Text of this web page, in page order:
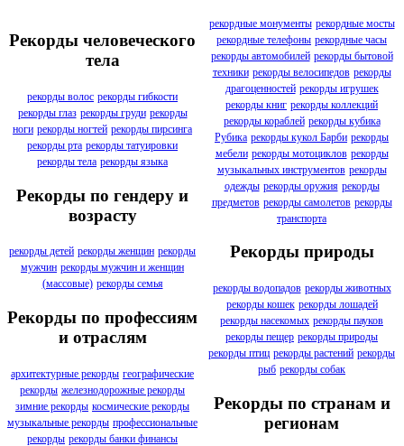
Рекорды человеческого
тела
рекорды волос рекорды гибкости
рекорды глаз рекорды груди рекорды
ноги рекорды ногтей рекорды пирсинга
рекорды рта рекорды татуировки
рекорды тела рекорды языка
Рекорды по гендеру и
возрасту
рекорды детей рекорды женщин рекорды
мужчин рекорды мужчин и женщин
(массовые) рекорды семья
Рекорды по профессиям
и отраслям
архитектурные рекорды географические
рекорды железнодорожные рекорды
зимние рекорды космические рекорды
музыкальные рекорды профессиональные
рекорды рекорды банки финансы
рекордные монументы рекордные мосты
рекордные телефоны рекордные часы
рекорды автомобилей рекорды бытовой
техники рекорды велосипедов рекорды
драгоценностей рекорды игрушек
рекорды книг рекорды коллекций
рекорды кораблей рекорды кубика
Рубика рекорды кукол Барби рекорды
мебели рекорды мотоциклов рекорды
музыкальных инструментов рекорды
одежды рекорды оружия рекорды
предметов рекорды самолетов рекорды
транспорта
Рекорды природы
рекорды водопадов рекорды животных
рекорды кошек рекорды лошадей
рекорды насекомых рекорды пауков
рекорды пещер рекорды природы
рекорды птиц рекорды растений рекорды
рыб рекорды собак
Рекорды по странам и
регионам